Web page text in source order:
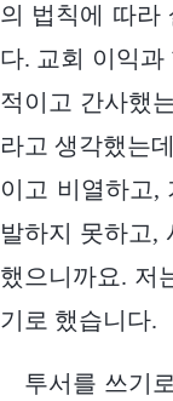
의 법칙에 따라
다. 교회 이익과
적이고 간사했
라고 생각했는
이고 비열하고,
발하지 못하고,
했으니까요. 저
기로 했습니다.
투서를 쓰기